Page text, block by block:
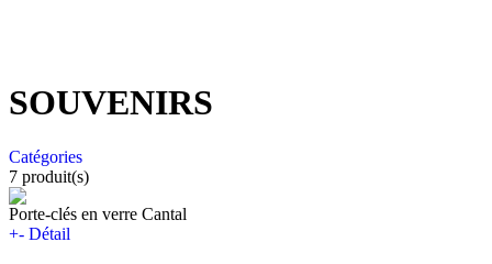
SOUVENIRS
Catégories
7 produit(s)
Porte-clés en verre Cantal
+- Détail